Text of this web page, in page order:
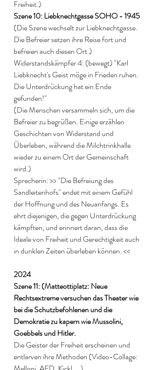
Freiheit.)
Szene 10: Liebknechtgasse SOHO - 1945
(Die Szene wechselt zur Liebknechtgasse.
Die Befreier setzen ihre Reise fort und
befreien auch diesen Ort.)
Widerstandskämpfer 4: (bewegt) "Karl
Liebknecht's Geist möge in Frieden ruhen.
Die Unterdrückung hat ein Ende
gefunden!"
(Die Menschen versammeln sich, um die
Befreier zu begrüßen. Einige erzählen
Geschichten von Widerstand und
Überleben, während die Milchtrinkhalle
wieder zu einem Ort der Gemeinschaft
wird.)
Sprecherin: >> "Die Befreiung des
Sandleitenhofs" endet mit einem Gefühl
der Hoffnung und des Neuanfangs. Es
ehrt diejenigen, die gegen Unterdrückung
kämpften, und erinnert daran, dass die
Ideale von Freiheit und Gerechtigkeit auch
in dunklen Zeiten überleben können. <<
2024
Szene 11: (Matteottiplatz: Neue
Rechtsextreme versuchen das Theater wie
bei die Schutzbefohlenen und die
Demokratie zu kapern wie Mussolini,
Goebbels und Hitler.
Die Geister der Freiheit erscheinen und
entlarven ihre Methoden (Video-Collage: